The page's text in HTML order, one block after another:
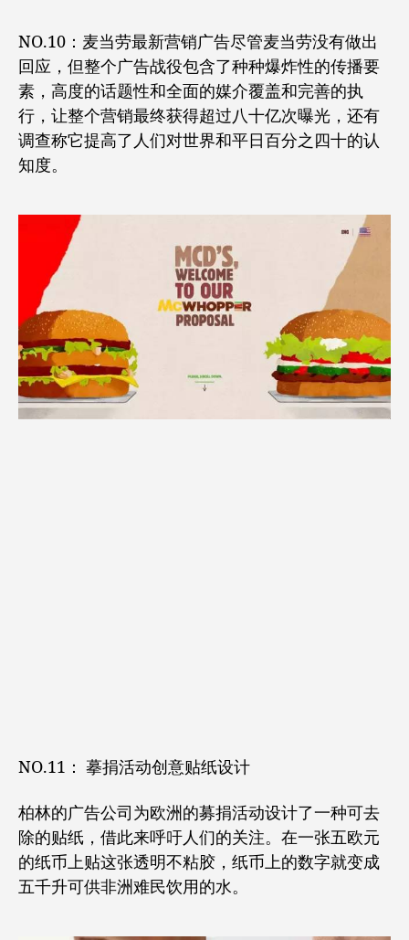
NO.10：麦当劳最新营销广告尽管麦当劳没有做出
回应，但整个广告战役包含了种种爆炸性的传播要
素，高度的话题性和全面的媒介覆盖和完善的执
行，让整个营销最终获得超过八十亿次曝光，还有
调查称它提高了人们对世界和平日百分之四十的认
知度。
NO.11： 摹捐活动创意贴纸设计
柏林的广告公司为欧洲的募捐活动设计了一种可去
除的贴纸，借此来呼吁人们的关注。在一张五欧元
的纸币上贴这张透明不粘胶，纸币上的数字就变成
五千升可供非洲难民饮用的水。